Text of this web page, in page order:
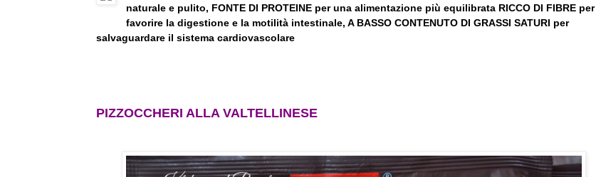
naturale e pulito, FONTE DI PROTEINE per una alimentazione più equilibrata RICCO DI FIBRE per
favorire la digestione e la motilità intestinale, A BASSO CONTENUTO DI GRASSI SATURI per
salvaguardare il sistema cardiovascolare
PIZZOCCHERI ALLA VALTELLINESE